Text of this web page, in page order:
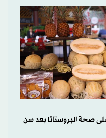
صحة البروستاتا بعد سن